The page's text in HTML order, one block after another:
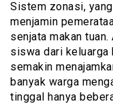
Sistem zonasi,
menjamin
senjata makan
siswa dari
semakin
banyak warga
tinggal hanya